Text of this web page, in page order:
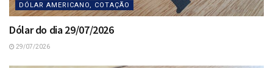
DÓLAR AMERICANO, COTAÇÃO
Dólar do dia 29/07/2026
29/07/2026